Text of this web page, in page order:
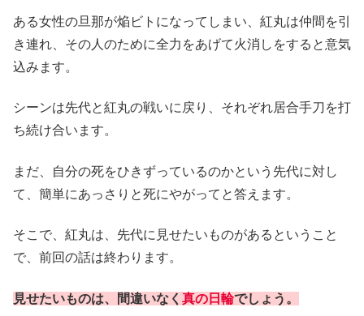
ある女性の旦那が焔ビトになってしまい、紅丸は仲間を引
き連れ、その人のために全力をあげて火消しをすると意気
込みます。
シーンは先代と紅丸の戦いに戻り、それぞれ居合手刀を打
ち続け合います。
まだ、自分の死をひきずっているのかという先代に対し
て、簡単にあっさりと死にやがってと答えます。
そこで、紅丸は、先代に見せたいものがあるということ
で、前回の話は終わります。
見せたいものは、間違いなく 真の日輪でしょう。